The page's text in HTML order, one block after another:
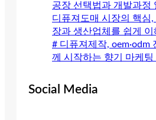
공장 선택법과 개발과정
디퓨져도매 시장의 핵심
장과 생산업체를 쉽게 이
# 디퓨져제작, oem·odm
께 시작하는 향기 마케팅
Social Media